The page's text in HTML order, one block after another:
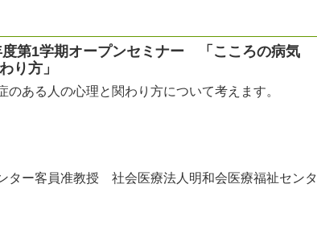
第1学期オープンセミナー 「こころの病気
り方」
ある人の心理と関わり方について考えます。
ー客員准教授 社会医療法人明和会医療福祉センタ